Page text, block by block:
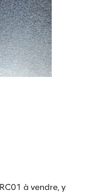
à vendre, y